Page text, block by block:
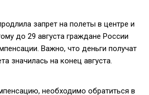
запрет на полеты в центре и
до 29 августа граждане России
Важно, что деньги получат
значилась на конец августа.
необходимо обратиться в